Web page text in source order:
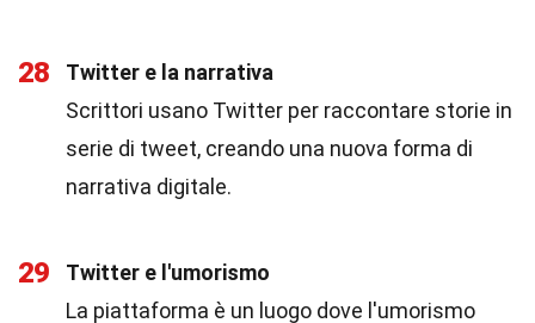
28
Twitter e la narrativa
Scrittori usano Twitter per raccontare storie in
serie di tweet, creando una nuova forma di
narrativa digitale.
29
Twitter e l'umorismo
La piattaforma è un luogo dove l'umorismo